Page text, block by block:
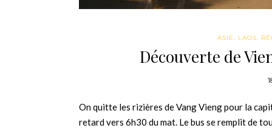
ASIE, LAOS,
Découverte de
On quitte les rizières de Vang Vieng pour la
retard vers 6h30 du mat. Le bus se remplit de